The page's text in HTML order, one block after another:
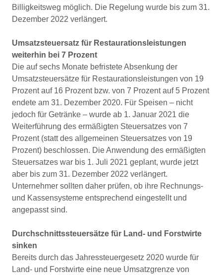
Billigkeitsweg möglich. Die Regelung wurde bis zum 31.
Dezember 2022 verlängert.
Umsatzsteuersatz für Restaurationsleistungen
weiterhin bei 7 Prozent
Die auf sechs Monate befristete Absenkung der
Umsatzsteuersätze für Restaurationsleistungen von 19
Prozent auf 16 Prozent bzw. von 7 Prozent auf 5 Prozent
endete am 31. Dezember 2020. Für Speisen – nicht
jedoch für Getränke – wurde ab 1. Januar 2021 die
Weiterführung des ermäßigten Steuersatzes von 7
Prozent (statt des allgemeinen Steuersatzes von 19
Prozent) beschlossen. Die Anwendung des ermäßigten
Steuersatzes war bis 1. Juli 2021 geplant, wurde jetzt
aber bis zum 31. Dezember 2022 verlängert.
Unternehmer sollten daher prüfen, ob ihre Rechnungs-
und Kassensysteme entsprechend eingestellt und
angepasst sind.
Durchschnittssteuersätze für Land- und Forstwirte
sinken
Bereits durch das Jahressteuergesetz 2020 wurde für
Land- und Forstwirte eine neue Umsatzgrenze von